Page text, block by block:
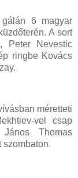
6 magyar
A sort
Peter Nevestic
ringbe Kovács
méretteti
vel csap
Thomas
szombaton.